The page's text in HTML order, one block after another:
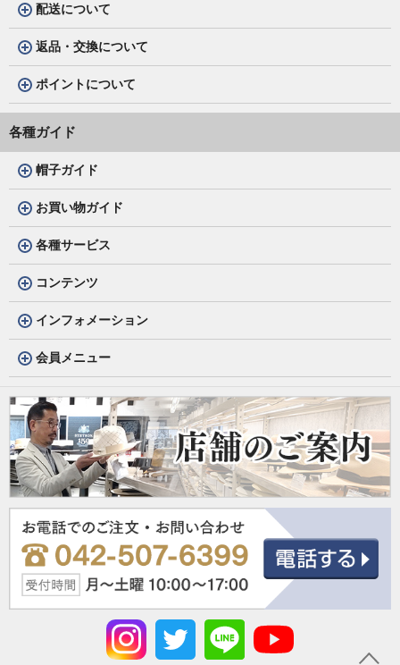
配送について
返品・交換について
ポイントについて
各種ガイド
帽子ガイド
お買い物ガイド
各種サービス
コンテンツ
インフォメーション
会員メニュー